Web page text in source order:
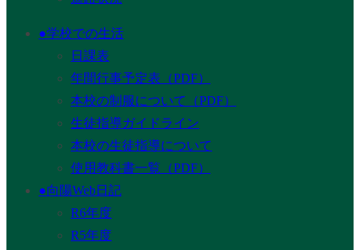
●学校での生活
日課表
年間行事予定表（PDF）
本校の制服について（PDF）
生徒指導ガイドライン
本校の生徒指導について
使用教科書一覧（PDF）
●向陽Web日記
R6年度
R5年度